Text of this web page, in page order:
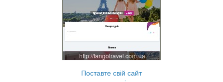
http://tangotravel.com.ua
Поставте свій сайт